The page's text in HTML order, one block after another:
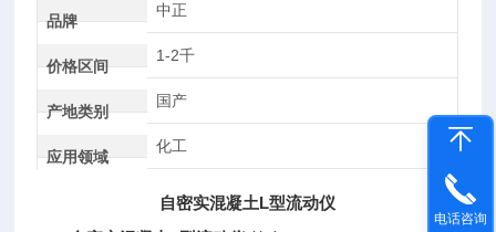
品牌
中正
价格区间
1-2千
产地类别
国产
应用领域
化工
自密实混凝土L型流动仪
电话咨询